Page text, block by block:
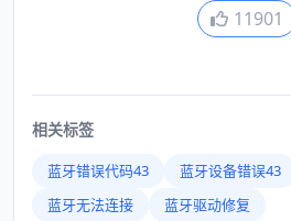
11901
相关标签
蓝牙错误代码43 蓝牙设备错误43
蓝牙无法连接
蓝牙驱动修复